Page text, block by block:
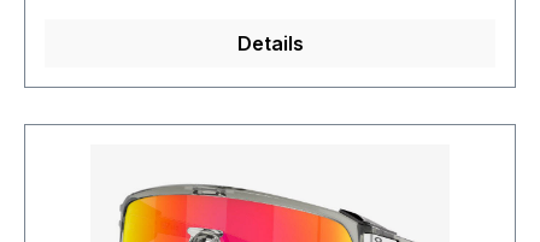
Details